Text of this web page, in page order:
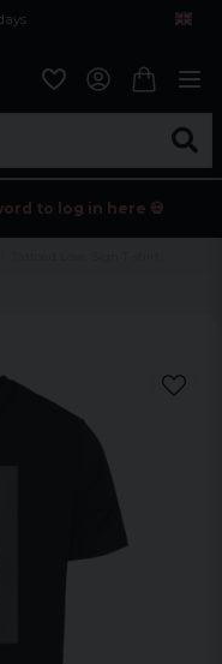
to log in here 💀